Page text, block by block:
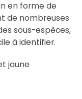
en forme de
de nombreuses
sous-espèces,
à identifier.
jaune